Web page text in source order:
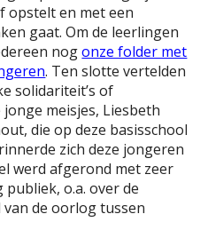
opstelt en met een
gaat. Om de leerlingen
nogonze folder met
. Ten slotte vertelden
solidariteit’s of
meisjes, Liesbeth
die op deze basisschool
zich deze jongeren
werd afgerond met zeer
o.a. over de
de oorlog tussen